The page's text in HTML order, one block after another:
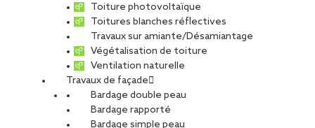
Toiture photovoltaïque
Toitures blanches réflectives
Travaux sur amiante/Désamiantage
Végétalisation de toiture
Ventilation naturelle
Travaux de façade
Bardage double peau
Bardage rapporté
Bardage simple peau